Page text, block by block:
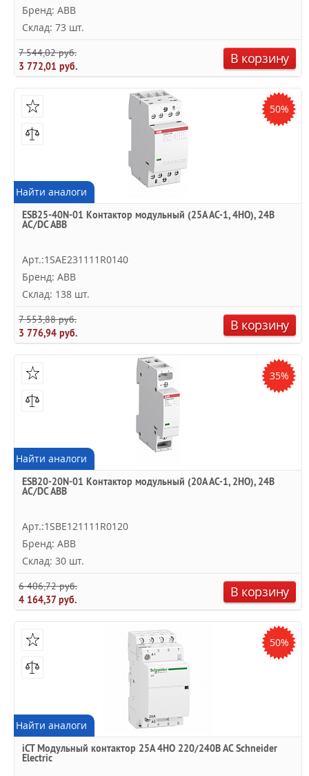
Бренд: ABB
Склад: 73 шт.
7 544,02 руб.
3 772,01 руб.
В корзину
50%
Найти аналоги
ESB25-40N-01 Контактор модульный (25А АС-1, 4НО), 24В
AC/DC ABB
Арт.:1SAE231111R0140
Бренд: ABB
Склад: 138 шт.
7 553,88 руб.
3 776,94 руб.
В корзину
35%
Найти аналоги
ESB20-20N-01 Контактор модульный (20А АС-1, 2НО), 24В
AC/DC ABB
Арт.:1SBE121111R0120
Бренд: ABB
Склад: 30 шт.
6 406,72 руб.
4 164,37 руб.
В корзину
50%
Найти аналоги
iCT Модульный контактор 25A 4НО 220/240В АС Schneider
Electric